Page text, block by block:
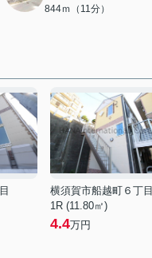
844ｍ（11分）
横須賀市船越町６丁目
1R (11.80㎡)
4.4万円